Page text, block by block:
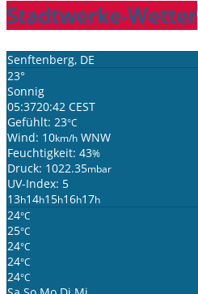
Stadtwerke-Wetter
Senftenberg, DE
23°
Sonnig
05:3720:42 CEST
Gefühlt: 23°C
Wind: 10km/h WNW
Feuchtigkeit: 43%
Druck: 1022.35mbar
UV-Index: 5
13h14h15h16h17h
24°C
25°C
24°C
24°C
24°C